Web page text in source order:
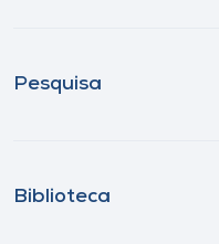
Pesquisa
Biblioteca